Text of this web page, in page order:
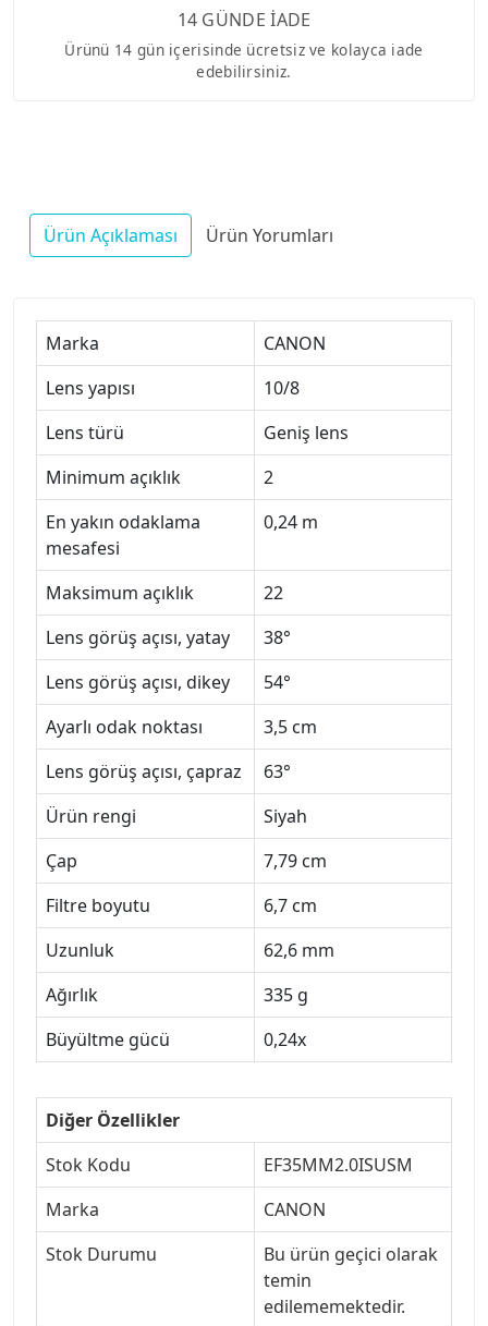
14 GÜNDE İADE
Ürünü 14 gün içerisinde ücretsiz ve kolayca iade
edebilirsiniz.
Ürün Açıklaması Ürün Yorumları
Marka
CANON
Lens yapısı
10/8
Lens türü
Geniş lens
Minimum açıklık
2
En yakın odaklama
mesafesi
0,24 m
Maksimum açıklık
22
Lens görüş açısı, yatay
38°
Lens görüş açısı, dikey
54°
Ayarlı odak noktası
3,5 cm
Lens görüş açısı, çapraz
63°
Ürün rengi
Siyah
Çap
7,79 cm
Filtre boyutu
6,7 cm
Uzunluk
62,6 mm
Ağırlık
335 g
Büyültme gücü
0,24x
Diğer Özellikler
Stok Kodu
EF35MM2.0ISUSM
Marka
CANON
Stok Durumu
Bu ürün geçici olarak
temin
edilememektedir.